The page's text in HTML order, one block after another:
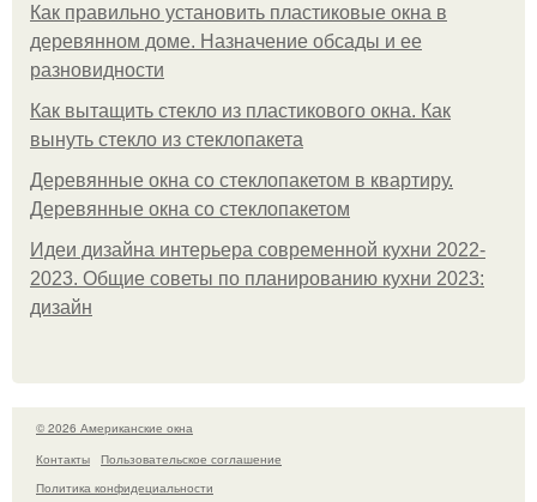
Как правильно установить пластиковые окна в
деревянном доме. Назначение обсады и ее
разновидности
Как вытащить стекло из пластикового окна. Как
вынуть стекло из стеклопакета
Деревянные окна со стеклопакетом в квартиру.
Деревянные окна со стеклопакетом
Идеи дизайна интерьера современной кухни 2022-
2023. Общие советы по планированию кухни 2023:
дизайн
© 2026 Американские окна
Контакты
Пользовательское соглашение
Политика конфидециальности